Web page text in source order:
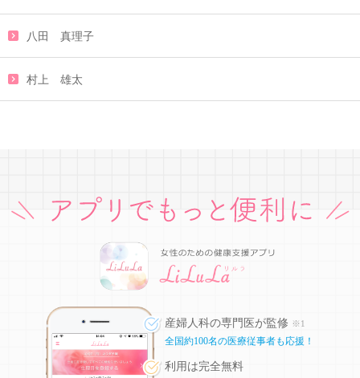
八田 真理子
村上 雄太
産婦人科の専門医が監修 ※1
全国約100名の医療従事者も応援！
利用は完全無料